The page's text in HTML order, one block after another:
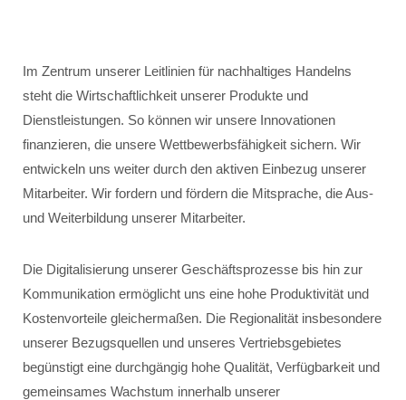
Im Zentrum unserer Leitlinien für nachhaltiges Handelns
steht die Wirtschaftlichkeit unserer Produkte und
Dienstleistungen. So können wir unsere Innovationen
finanzieren, die unsere Wettbewerbsfähigkeit sichern. Wir
entwickeln uns weiter durch den aktiven Einbezug unserer
Mitarbeiter. Wir fordern und fördern die Mitsprache, die Aus-
und Weiterbildung unserer Mitarbeiter.
Die Digitalisierung unserer Geschäftsprozesse bis hin zur
Kommunikation ermöglicht uns eine hohe Produktivität und
Kostenvorteile gleichermaßen. Die Regionalität insbesondere
unserer Bezugsquellen und unseres Vertriebsgebietes
begünstigt eine durchgängig hohe Qualität, Verfügbarkeit und
gemeinsames Wachstum innerhalb unserer